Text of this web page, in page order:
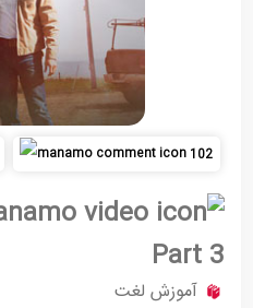
102
Part 3
آموزش لغت